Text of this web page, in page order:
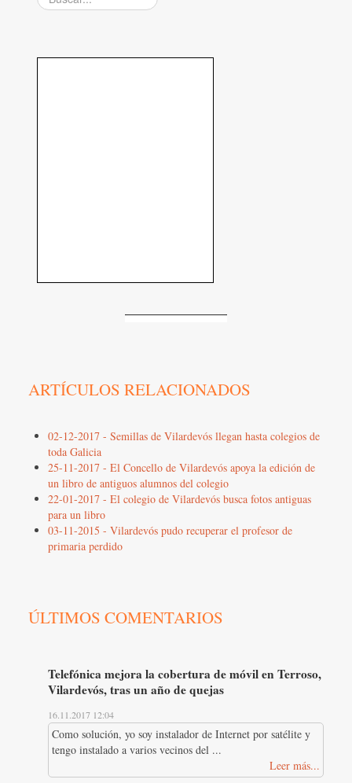
ARTÍCULOS RELACIONADOS
02-12-2017 - Semillas de Vilardevós llegan hasta colegios de
toda Galicia
25-11-2017 - El Concello de Vilardevós apoya la edición de
un libro de antiguos alumnos del colegio
22-01-2017 - El colegio de Vilardevós busca fotos antiguas
para un libro
03-11-2015 - Vilardevós pudo recuperar el profesor de
primaria perdido
ÚLTIMOS COMENTARIOS
Telefónica mejora la cobertura de móvil en Terroso,
Vilardevós, tras un año de quejas
16.11.2017 12:04
Como solución, yo soy instalador de Internet por satélite y
tengo instalado a varios vecinos del ...
Leer más...